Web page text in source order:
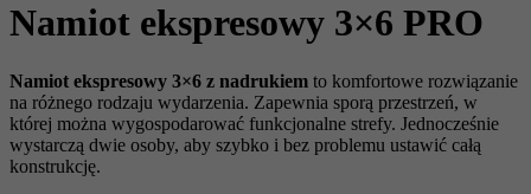
Namiot ekspresowy 3×6 PRO
Namiot ekspresowy 3×6 z nadrukiem to komfortowe rozwiązanie
na różnego rodzaju wydarzenia. Zapewnia sporą przestrzeń, w
której można wygospodarować funkcjonalne strefy. Jednocześnie
wystarczą dwie osoby, aby szybko i bez problemu ustawić całą
konstrukcję.